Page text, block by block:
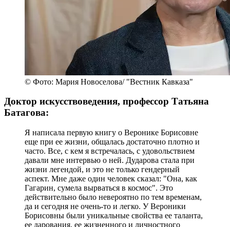
© Фото: Мария Новоселова/ "Вестник Кавказа"
Доктор искусствоведения, профессор Татьяна
Батагова:
Я написала первую книгу о Веронике Борисовне
еще при ее жизни, общалась достаточно плотно и
часто. Все, с кем я встречалась, с удовольствием
давали мне интервью о ней. Дударова стала при
жизни легендой, и это не только гендерный
аспект. Мне даже один человек сказал: "Она, как
Гагарин, сумела вырваться в космос". Это
действительно было невероятно по тем временам,
да и сегодня не очень-то и легко. У Вероники
Борисовны были уникальные свойства ее таланта,
ее дарования, ее жизненного и личностного